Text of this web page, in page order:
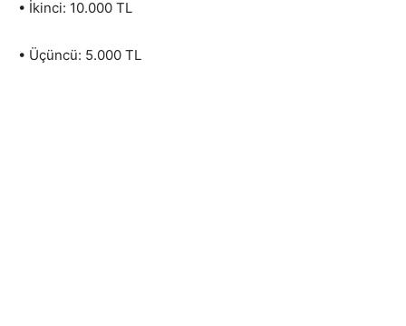
• İkinci: 10.000 TL
• Üçüncü: 5.000 TL